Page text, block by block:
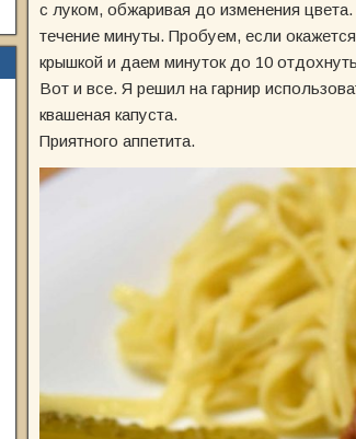
с луком, обжаривая до изменения
течение минуты. Пробуем, если
крышкой и даем минуток до 10
Вот и все. Я решил на гарнир
квашеная капуста.
Приятного аппетита.